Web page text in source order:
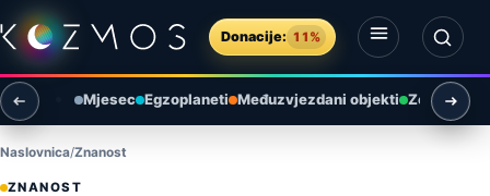
Preskoči na sadržaj
Donacije: 11%
Otvori izbornik
Otvori pretragu
Mjesec Egzoplaneti Međuzvjezdani objekti Zemlja i
Naslovnica Znanost
ZNANOST